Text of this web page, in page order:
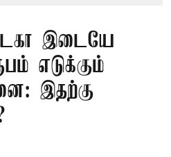
இடையே
எடுக்கும்
இதற்கு